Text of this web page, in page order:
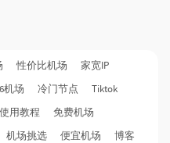
性价比机场
家宽IP
机场 冷门节点
Tiktok
用教程
免费机场
机场挑选 便宜机场
博客